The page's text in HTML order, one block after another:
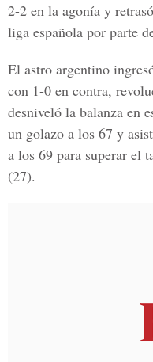
2-2 en la agonía y
liga española por parte
El astro argentino
con 1-0 en contra,
desniveló la balanza en
un golazo a los 67 y
a los 69 para superar el
(27).